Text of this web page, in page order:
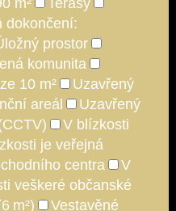
m²
Terasy
dokončení:
prostor
komunita
10 m²
Uzavřený
areál
Uzavřený
V blízkosti
je veřejná
centra
V
veškeré občanské
m²)
Vestavěné